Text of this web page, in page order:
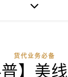
货代业务必备
普】美